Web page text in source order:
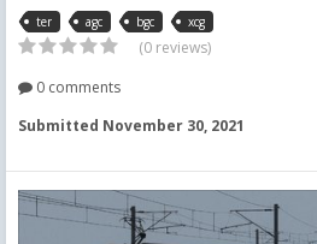
ter agc bgc xcg
(0 reviews)
0 comments
Submitted November 30, 2021